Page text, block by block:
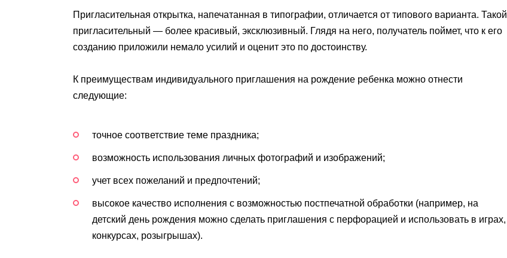
Пригласительная открытка, напечатанная в типографии, отличается от типового варианта. Такой
пригласительный — более красивый, эксклюзивный. Глядя на него, получатель поймет, что к его
созданию приложили немало усилий и оценит это по достоинству.
К преимуществам индивидуального приглашения на рождение ребенка можно отнести
следующие:
точное соответствие теме праздника;
возможность использования личных фотографий и изображений;
учет всех пожеланий и предпочтений;
высокое качество исполнения с возможностью постпечатной обработки (например, на
детский день рождения можно сделать приглашения с перфорацией и использовать в играх,
конкурсах, розыгрышах).